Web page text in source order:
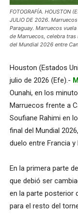
FOTOGRAFÍA. HOUSTON
JULIO DE 2026.
Paraguay. Marruecos
de Marruecos, celebra
del Mundial 2026 entre
Houston (Estados
julio de 2026 (Efe).-
Ounahi, en los
Marruecos frente a
Soufiane Rahimi en
final del Mundial
duelo entre Francia y
En la primera parte
que debió ser
en la parte posterior
para el resto del